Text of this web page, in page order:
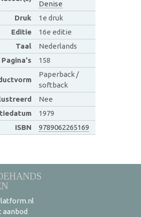
Denise
Druk
1e druk
Editie
16e editie
Taal
Nederlands
Pagina's
158
Paperback /
softback
Nee
1979
ISBN
9789062265169